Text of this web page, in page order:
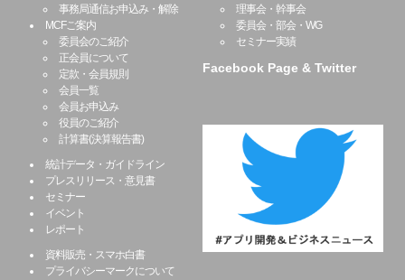
事務局通信お申込み・解除
MCFご案内
委員会のご紹介
正会員について
定款・会員規則
会員一覧
会員お申込み
役員のご紹介
計算書(決算報告書)
統計データ・ガイドライン
プレスリリース・意見書
セミナー
イベント
レポート
資料販売・スマホ白書
プライバシーマークについて
理事会・幹事会
委員会・部会・WG
セミナー実績
Facebook Page & Twitter